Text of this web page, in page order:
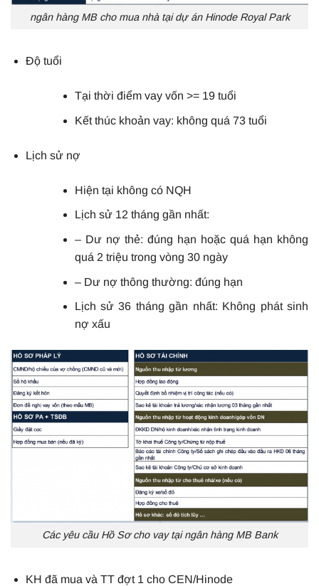
ngân hàng MB cho mua nhà tại dự án Hinode Royal Park
Độ tuổi
Tại thời điểm vay vốn >= 19 tuổi
Kết thúc khoản vay: không quá 73 tuổi
Lịch sử nợ
Hiện tại không có NQH
Lịch sử 12 tháng gần nhất:
– Dư nợ thẻ: đúng hạn hoặc quá hạn không
quá 2 triệu trong vòng 30 ngày
– Dư nợ thông thường: đúng hạn
Lịch sử 36 tháng gần nhất: Không phát sinh
nợ xấu
Các yêu cầu Hồ Sơ cho vay tại ngân hàng MB Bank
KH đã mua và TT đợt 1 cho CEN/Hinode